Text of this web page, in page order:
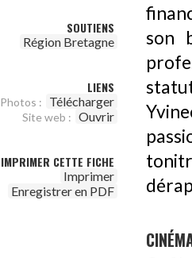
SOUTIENS
Région Bretagne
LIENS
Photos : Télécharger
Site web : Ouvrir
IMPRIMER CETTE FICHE
Imprimer
Enregistrer en PDF
son